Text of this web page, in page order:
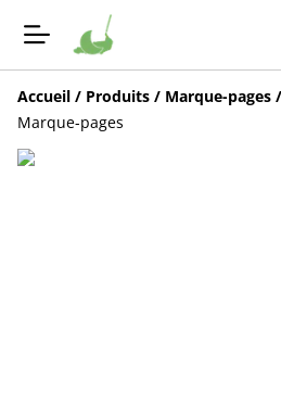
Accueil / Produits / Marque-pages /
Marque-pages